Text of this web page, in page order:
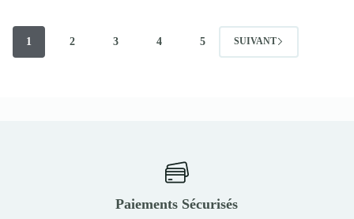
1 2 3 4 5 SUIVANT
Paiements Sécurisés